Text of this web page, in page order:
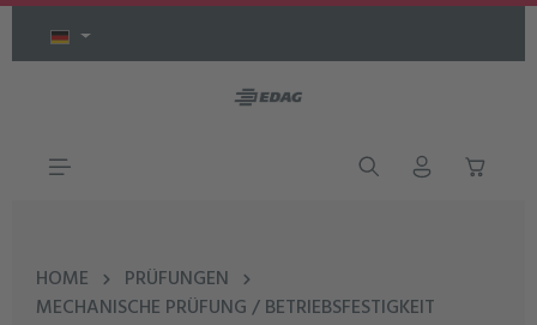
Zum Hauptinhalt springen
HOME
PRÜFUNGEN
MECHANISCHE PRÜFUNG / BETRIEBSFESTIGKEIT